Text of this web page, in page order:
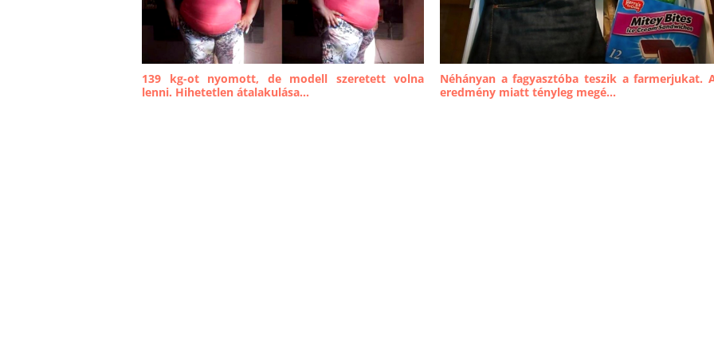
139 kg-ot nyomott, de modell szeretett volna
lenni. Hihetetlen átalakulása...
Néhányan a fagyasztóba teszik a farmerjukat.
eredmény miatt tényleg megé...